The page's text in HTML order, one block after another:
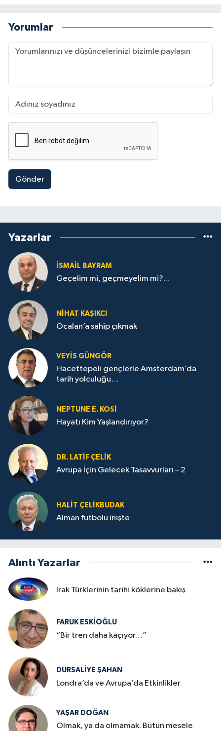
Yorumlar
Gönder
Yazarlar
İSMAİL BAYRAM
Geçelim mi, geçmeyelim mi?...
NİHAT KAŞIKCI
Öcalan’a sahip çıkmak
VEYIS GÜNGÖR
Hacettepeli gençlerle Amsterdam’da
tarih yolculuğu…
NEPTUNE E. KOSİ
Hayatı Kim Yaşlandırıyor?
DR. LATİF ÇELİK
Avrupa İçin Gelecek Tasavvurları – 2
HALIT ÇELİKBUDAK
Alman futbolu inişte
Alıntı Yazarlar
Irak Türklerinin tarihi köklerine bakış
FARUK ESKİOĞLU
“Bir tren daha kaçıyor…”
DURSALIYE ŞAHAN
Londra’da ve Avrupa’da Etkinlikler
YAŞAR DOĞAN
Olmak, ya da olmamak. Bütün mesele